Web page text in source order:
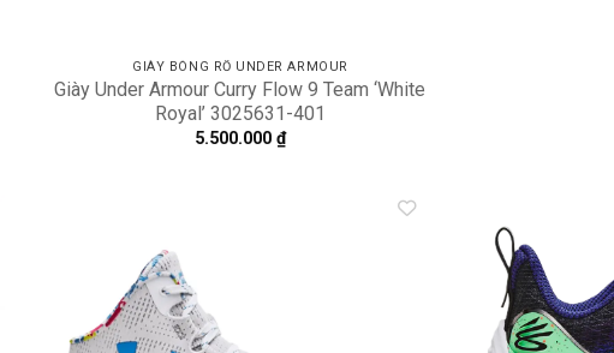
GIÀY BÓNG RỔ UNDER ARMOUR
Giày Under Armour Curry Flow 9 Team ‘White
Royal’ 3025631-401
5.500.000 ₫